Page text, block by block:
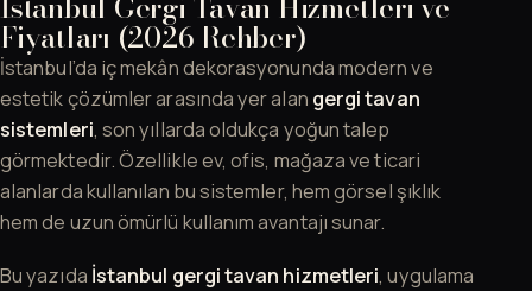
Fiyatları (2026 Rehber)
İstanbul’da iç mekân dekorasyonunda modern ve
estetik çözümler arasında yer alan gergi tavan
sistemleri, son yıllarda oldukça yoğun talep
görmektedir. Özellikle ev, ofis, mağaza ve ticari
alanlarda kullanılan bu sistemler, hem görsel şıklık
hem de uzun ömürlü kullanım avantajı sunar.
Bu yazıda İstanbul gergi tavan hizmetleri, uygulama